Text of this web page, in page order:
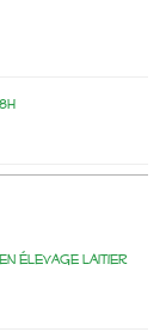
élevage laitier